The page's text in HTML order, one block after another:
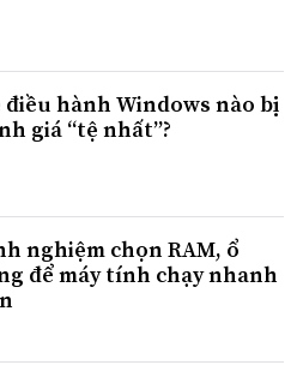
điều hành Windows nào bị
giá “tệ nhất”?
nghiệm chọn RAM, ổ
để máy tính chạy nhanh